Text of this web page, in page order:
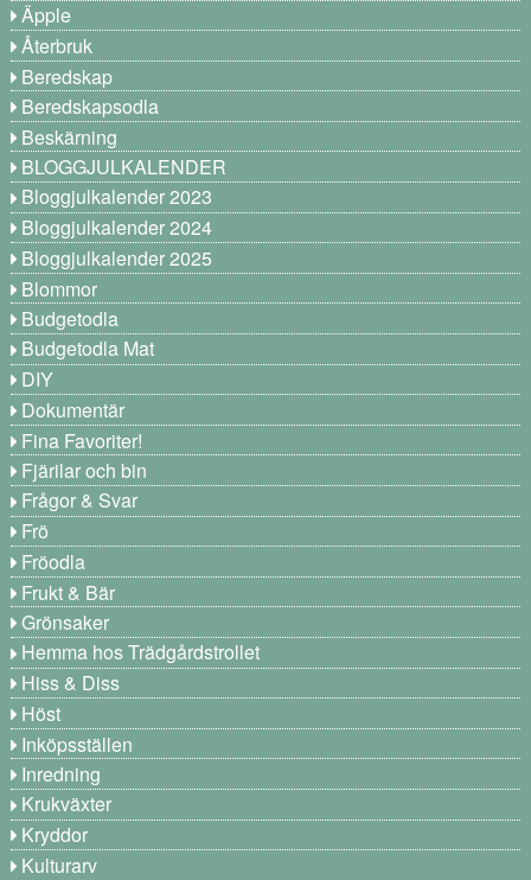
Äpple
Återbruk
Beredskap
Beredskapsodla
Beskärning
BLOGGJULKALENDER
Bloggjulkalender 2023
Bloggjulkalender 2024
Bloggjulkalender 2025
Blommor
Budgetodla
Budgetodla Mat
DIY
Dokumentär
Fina Favoriter!
Fjärilar och bin
Frågor & Svar
Frö
Fröodla
Frukt & Bär
Grönsaker
Hemma hos Trädgårdstrollet
Hiss & Diss
Höst
Inköpsställen
Inredning
Krukväxter
Kryddor
Kulturarv